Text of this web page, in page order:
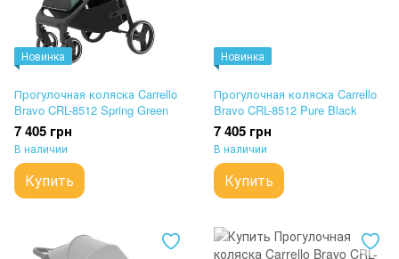
Новинка
Прогулочная коляска Carrello
Bravo CRL-8512 Spring Green
7 405 грн
В наличии
Купить
Новинка
Прогулочная коляска Carrello
Bravo CRL-8512 Pure Black
7 405 грн
В наличии
Купить